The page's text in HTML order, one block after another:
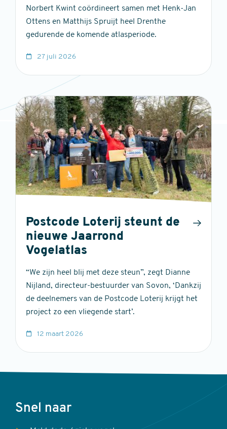
Norbert Kwint coördineert samen met Henk-Jan
Ottens en Matthijs Spruijt heel Drenthe
gedurende de komende atlasperiode.
27 juli 2026
Postcode Loterij steunt de
nieuwe Jaarrond
Vogelatlas
“We zijn heel blij met deze steun”, zegt Dianne
Nijland, directeur-bestuurder van Sovon, ‘Dankzij
de deelnemers van de Postcode Loterij krijgt het
project zo een vliegende start’.
12 maart 2026
Voet
Snel naar